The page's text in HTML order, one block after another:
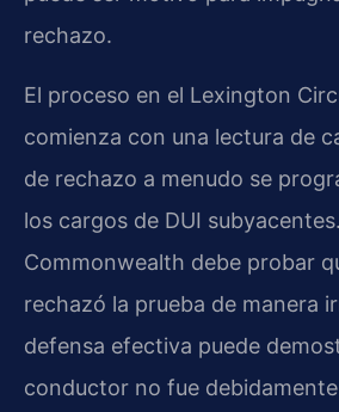
rechazo.
El proceso en el Lexington
comienza con una lectura de
de rechazo a menudo se
los cargos de DUI
Commonwealth debe probar
rechazó la prueba de manera
defensa efectiva puede
conductor no fue